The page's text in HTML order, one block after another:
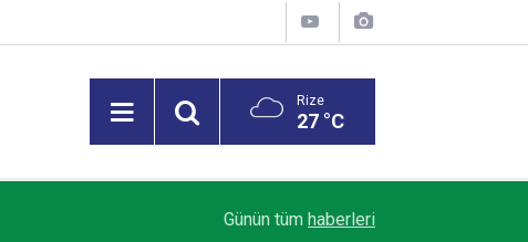
Rize
27 °C
En son Rize'de görülen 'Drakula' böceği
Günün tüm haberleri